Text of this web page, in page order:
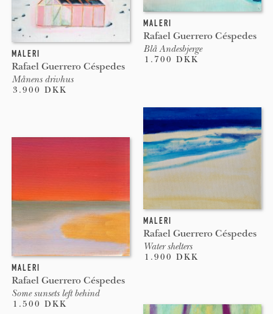
MALERI
Rafael Guerrero Céspedes
Blå Andesbjerge
1.700 DKK
MALERI
Rafael Guerrero Céspedes
Månens drivhus
3.900 DKK
MALERI
Rafael Guerrero Céspedes
Water shelters
1.900 DKK
MALERI
Rafael Guerrero Céspedes
Some sunsets left behind
1.500 DKK